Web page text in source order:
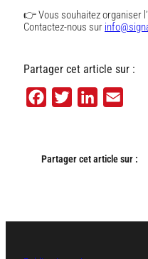
👉 Vous souhaitez organiser
Contactez-nous sur
Partager cet article sur :
Facebook
Twitter LinkedIn
Partager cet article sur :